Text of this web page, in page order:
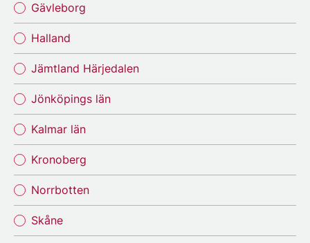
Gävleborg
Halland
Jämtland Härjedalen
Jönköpings län
Kalmar län
Kronoberg
Norrbotten
Skåne